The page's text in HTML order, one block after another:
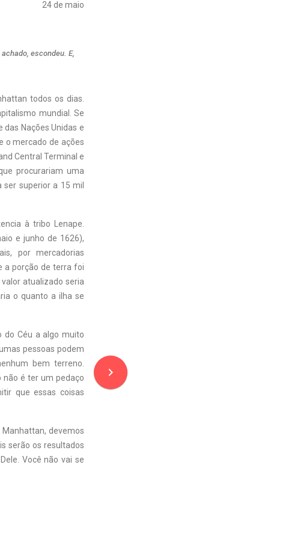
24 de maio
escondeu. E,
todos os dias.
mundial. Se
Nações Unidas e
o mercado de ações
Central Terminal e
procurariam uma
superior a 15 mil
à tribo Lenape.
e junho de 1626),
por mercadorias
a porção de terra foi
atualizado seria
o quanto a ilha se
do Céu a algo muito
pessoas podem
bem terreno.
não é ter um pedaço
que essas coisas
devemos
serão os resultados
Você não vai se
navigate_next